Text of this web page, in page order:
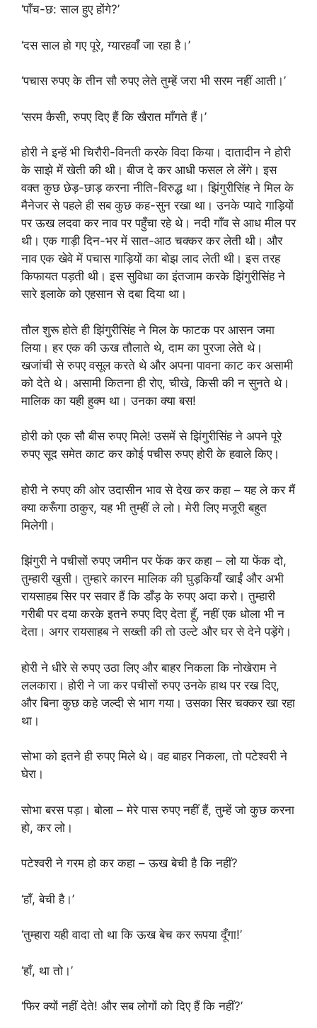
‘पाँच-छ: साल हुए होंगे?’
‘दस साल हो गए पूरे, ग्यारहवाँ जा रहा है।’
‘पचास रुपए के तीन सौ रुपए लेते तुम्हें जरा भी सरम नहीं आती।’
‘सरम कैसी, रुपए दिए हैं कि खैरात माँगते हैं।’
होरी ने इन्हें भी चिरौरी-विनती करके विदा किया। दातादीन ने होरी
के साझे में खेती की थी। बीज दे कर आधी फसल ले लेंगे। इस
वक्त कुछ छेड़-छाड़ करना नीति-विरुद्ध था। झिंगुरीसिंह ने मिल के
मैनेजर से पहले ही सब कुछ कह-सुन रखा था। उनके प्यादे गाड़ियों
पर ऊख लदवा कर नाव पर पहुँचा रहे थे। नदी गाँव से आध मील पर
थी। एक गाड़ी दिन-भर में सात-आठ चक्कर कर लेती थी। और
नाव एक खेवे में पचास गाड़ियों का बोझ लाद लेती थी। इस तरह
किफायत पड़ती थी। इस सुविधा का इंतजाम करके झिंगुरीसिंह ने
सारे इलाके को एहसान से दबा दिया था।
तौल शुरू होते ही झिंगुरीसिंह ने मिल के फाटक पर आसन जमा
लिया। हर एक की ऊख तौलाते थे, दाम का पुरजा लेते थे।
खजांची से रुपए वसूल करते थे और अपना पावना काट कर असामी
को देते थे। असामी कितना ही रोए, चीखे, किसी की न सुनते थे।
मालिक का यही हुक्म था। उनका क्या बस!
होरी को एक सौ बीस रुपए मिले! उसमें से झिंगुरीसिंह ने अपने पूरे
रुपए सूद समेत काट कर कोई पचीस रुपए होरी के हवाले किए।
होरी ने रुपए की ओर उदासीन भाव से देख कर कहा – यह ले कर मैं
क्या करूँगा ठाकुर, यह भी तुम्हीं ले लो। मेरी लिए मजूरी बहुत
मिलेगी।
झिंगुरी ने पचीसों रुपए जमीन पर फेंक कर कहा – लो या फेंक दो,
तुम्हारी खुसी। तुम्हारे कारन मालिक की घुड़कियाँ खाईं और अभी
रायसाहब सिर पर सवार हैं कि डाँड़ के रुपए अदा करो। तुम्हारी
गरीबी पर दया करके इतने रुपए दिए देता हूँ, नहीं एक धोला भी न
देता। अगर रायसाहब ने सख्ती की तो उल्टे और घर से देने पड़ेंगे।
होरी ने धीरे से रुपए उठा लिए और बाहर निकला कि नोखेराम ने
ललकारा। होरी ने जा कर पचीसों रुपए उनके हाथ पर रख दिए,
और बिना कुछ कहे जल्दी से भाग गया। उसका सिर चक्कर खा रहा
था।
सोभा को इतने ही रुपए मिले थे। वह बाहर निकला, तो पटेश्वरी ने
घेरा।
सोभा बरस पड़ा। बोला – मेरे पास रुपए नहीं हैं, तुम्हें जो कुछ करना
हो, कर लो।
पटेश्वरी ने गरम हो कर कहा – ऊख बेची है कि नहीं?
‘हाँ, बेची है।’
‘तुम्हारा यही वादा तो था कि ऊख बेच कर रूपया दूँगा!’
‘हाँ, था तो।’
‘फिर क्यों नहीं देते! और सब लोगों को दिए हैं कि नहीं?’